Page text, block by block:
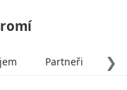
❯
Partneři